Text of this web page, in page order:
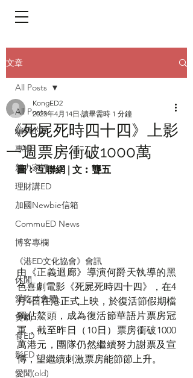
文章
All Posts
編輯的話
專輯
新力家評
理財講ED
加國Newbie信箱
CommuED News
博客專欄
《港ED文化協會》會訊
休閒
愛吃才會肥
煲劇
食ED
影ED
愛聞(old)
All Posts
《死屍死時四十四》上影
一週票房衝破1000萬
KongED2
2023年4月14日 讀畢需時 1 分鐘
圖︰互聯網 | 文︰聾五
由《正義迴廊》導演何爵天執導的黑
色喜劇電影《死屍死時四十四》，在4
月4日在港正式上映，於復活節假期檔
獨佔鰲頭，成為復活節華語片票房冠
軍，截至昨日（10日）票房衝破1000
萬港元，團隊仍然繼續努力謝票及宣
傳，望繼續刺激票房能節節上升。